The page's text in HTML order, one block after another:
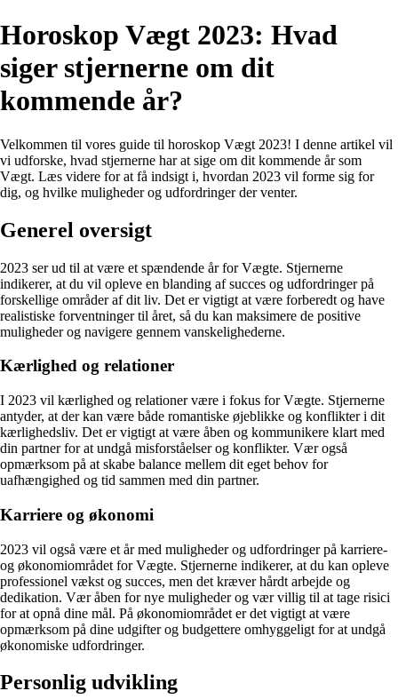
Horoskop Vægt 2023: Hvad
siger stjernerne om dit
kommende år?
Velkommen til vores guide til horoskop Vægt 2023! I denne artikel vil
vi udforske, hvad stjernerne har at sige om dit kommende år som
Vægt. Læs videre for at få indsigt i, hvordan 2023 vil forme sig for
dig, og hvilke muligheder og udfordringer der venter.
Generel oversigt
2023 ser ud til at være et spændende år for Vægte. Stjernerne
indikerer, at du vil opleve en blanding af succes og udfordringer på
forskellige områder af dit liv. Det er vigtigt at være forberedt og have
realistiske forventninger til året, så du kan maksimere de positive
muligheder og navigere gennem vanskelighederne.
Kærlighed og relationer
I 2023 vil kærlighed og relationer være i fokus for Vægte. Stjernerne
antyder, at der kan være både romantiske øjeblikke og konflikter i dit
kærlighedsliv. Det er vigtigt at være åben og kommunikere klart med
din partner for at undgå misforståelser og konflikter. Vær også
opmærksom på at skabe balance mellem dit eget behov for
uafhængighed og tid sammen med din partner.
Karriere og økonomi
2023 vil også være et år med muligheder og udfordringer på karriere-
og økonomiområdet for Vægte. Stjernerne indikerer, at du kan opleve
professionel vækst og succes, men det kræver hårdt arbejde og
dedikation. Vær åben for nye muligheder og vær villig til at tage risici
for at opnå dine mål. På økonomiområdet er det vigtigt at være
opmærksom på dine udgifter og budgettere omhyggeligt for at undgå
økonomiske udfordringer.
Personlig udvikling